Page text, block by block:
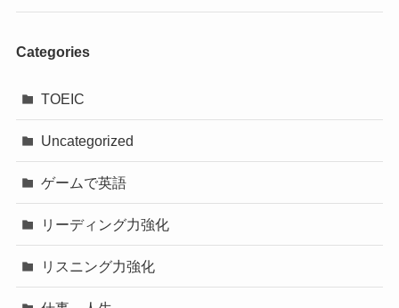
Categories
TOEIC
Uncategorized
ゲームで英語
リーディング力強化
リスニング力強化